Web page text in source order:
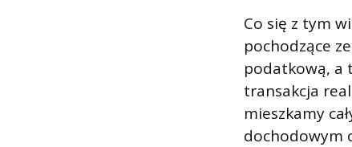
Co się z tym
pochodzące
podatkową, a
transakcja
mieszkamy
dochodowym